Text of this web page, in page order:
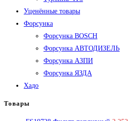
Уценённые товары
Форсунка
Форсунка BOSCH
Форсунка АВТОДИЗЕЛЬ
Форсунка АЗПИ
Форсунка ЯЗДА
Хадо
Товары